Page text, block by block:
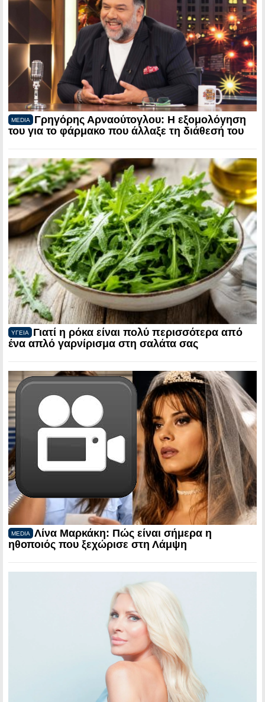
MEDIA
Γρηγόρης Αρναούτογλου: Η εξομολόγηση
του για το φάρμακο που άλλαξε τη διάθεσή του
ΥΓΕΙΑ
Γιατί η ρόκα είναι πολύ περισσότερα από
ένα απλό γαρνίρισμα στη σαλάτα σας
MEDIA
Λίνα Μαρκάκη: Πώς είναι σήμερα η
ηθοποιός που ξεχώρισε στη Λάμψη